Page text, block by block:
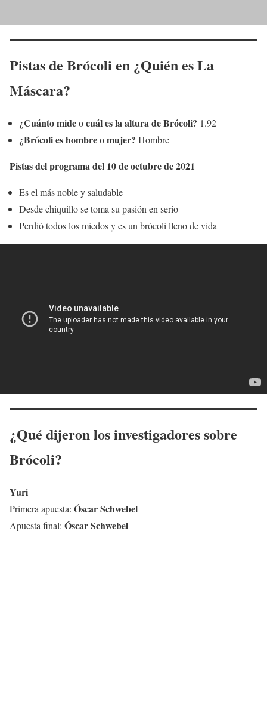
Pistas de Brócoli en ¿Quién es La
Máscara?
¿Cuánto mide o cuál es la altura de Brócoli? 1.92
¿Brócoli es hombre o mujer? Hombre
Pistas del programa del 10 de octubre de 2021
Es el más noble y saludable
Desde chiquillo se toma su pasión en serio
Perdió todos los miedos y es un brócoli lleno de vida
¿Qué dijeron los investigadores sobre
Brócoli?
Yuri
Primera apuesta: Óscar Schwebel
Apuesta final: Óscar Schwebel